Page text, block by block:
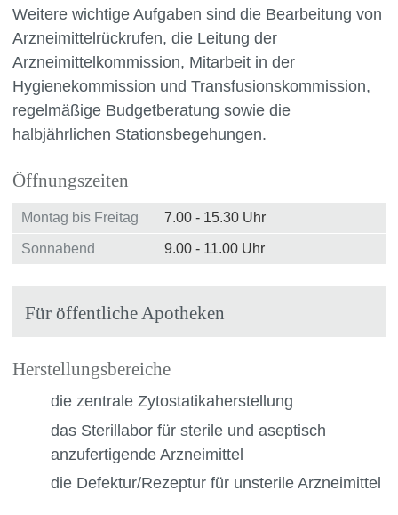
Weitere wichtige Aufgaben sind die Bearbeitung von
Arzneimittelrückrufen, die Leitung der
Arzneimittelkommission, Mitarbeit in der
Hygienekommission und Transfusionskommission,
regelmäßige Budgetberatung sowie die
halbjährlichen Stationsbegehungen.
Öffnungszeiten
Montag bis Freitag 7.00 - 15.30 Uhr
Sonnabend 9.00 - 11.00 Uhr
Für öffentliche Apotheken
Herstellungsbereiche
die zentrale Zytostatikaherstellung
das Sterillabor für sterile und aseptisch
anzufertigende Arzneimittel
die Defektur/Rezeptur für unsterile Arzneimittel